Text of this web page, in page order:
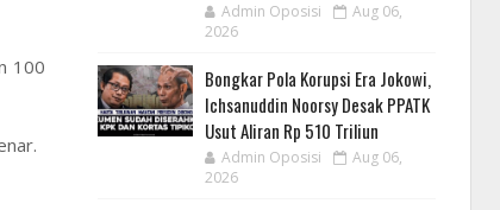
100
Admin Oposisi
Aug 06,
2026
Bongkar Pola Korupsi Era Jokowi,
Ichsanuddin Noorsy Desak PPATK
Usut Aliran Rp 510 Triliun
Admin Oposisi
Aug 06,
2026